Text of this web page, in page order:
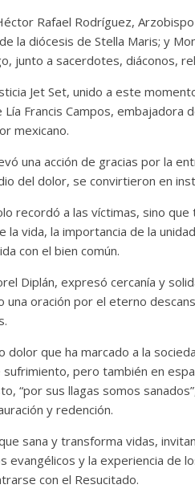
Rafael Rodríguez,
la diócesis de Stella Maris; y
junto a sacerdotes, diáconos,
Jet Set, unido a este
Francis Campos, embajadora
mexicano.
una acción de gracias por la
del dolor, se convirtieron en
recordó a las víctimas, sino
vida, la importancia de la
con el bien común.
Diplán, expresó cercanía y
oración por el eterno
que ha marcado a la
pero también en
“por sus llagas somos
y redención.
sana y transforma vidas,
evangélicos y la experiencia de
con el Resucitado.